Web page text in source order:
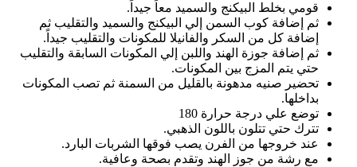
قومي بخلط البيكنج والسميد معاً جيداً.
ثم إضافة كوب السمن إلي البيكنج والسميد والتقليب ثم
إضافة كل من السكر والفانيلا للمكونات والتقليب جيداً.
ثم إضافة جوزة الهند واللبن إلي المكونات السابقة والتقليب
حتي يتم المزج بين المكونات.
تحضير صنيه مدهونة بالقليل من السمنة ثم تصب المكونات
بداخلها.
توضع علي درجة حرارة 180
تترك حتي تتلون باللون الذهبي.
عند خروجها من الفرن يصب فوقها الشربات البارد.
مع رشة من جوز الهند وتقدم بصحة وعافية.